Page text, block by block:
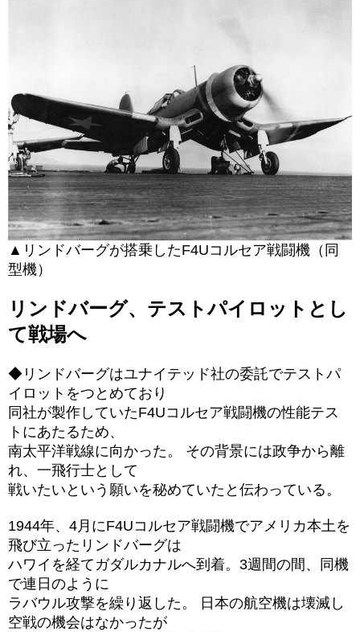
▲リンドバーグが搭乗したF4Uコルセア戦闘機（同
型機）
リンドバーグ、テストパイロットとし
て戦場へ
◆リンドバーグはユナイテッド社の委託でテストパ
イロットをつとめており
同社が製作していたF4Uコルセア戦闘機の性能テス
トにあたるため、
南太平洋戦線に向かった。 その背景には政争から離
れ、一飛行士として
戦いたいという願いを秘めていたと伝わっている。
1944年、4月にF4Uコルセア戦闘機でアメリカ本土を
飛び立ったリンドバーグは
ハワイを経てガダルカナルへ到着。3週間の間、同機
で連日のように
ラバウル攻撃を繰り返した。 日本の航空機は壊滅し
空戦の機会はなかったが